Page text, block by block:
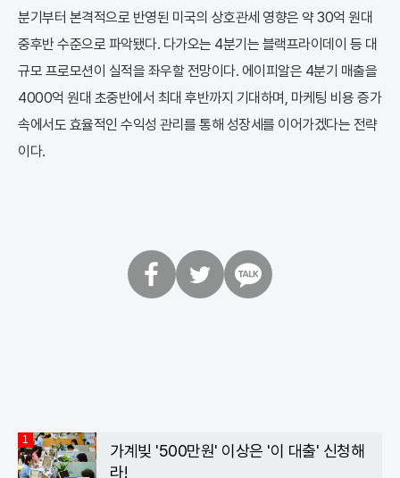
분기부터 본격적으로 반영된 미국의 상호관세 영향은 약 30억 원대
중후반 수준으로 파악됐다. 다가오는 4분기는 블랙프라이데이 등 대
규모 프로모션이 실적을 좌우할 전망이다. 에이피알은 4분기 매출을
4000억 원대 초중반에서 최대 후반까지 기대하며, 마케팅 비용 증가
속에서도 효율적인 수익성 관리를 통해 성장세를 이어가겠다는 전략
이다.
1
가계빚 '500만원' 이상은 '이 대출' 신청해
라!